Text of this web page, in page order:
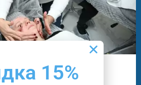
Массажа Лица
15%